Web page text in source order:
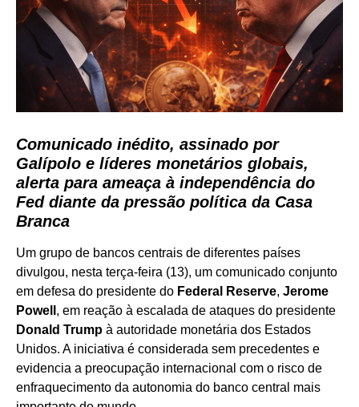
Comunicado inédito, assinado por
Galípolo e líderes monetários globais,
alerta para ameaça à independência do
Fed diante da pressão política da Casa
Branca
Um grupo de bancos centrais de diferentes países
divulgou, nesta terça-feira (13), um comunicado conjunto
em defesa do presidente do Federal Reserve, Jerome
Powell , em reação à escalada de ataques do presidente
Donald Trump à autoridade monetária dos Estados
Unidos. A iniciativa é considerada sem precedentes e
evidencia a preocupação internacional com o risco de
enfraquecimento da autonomia do banco central mais